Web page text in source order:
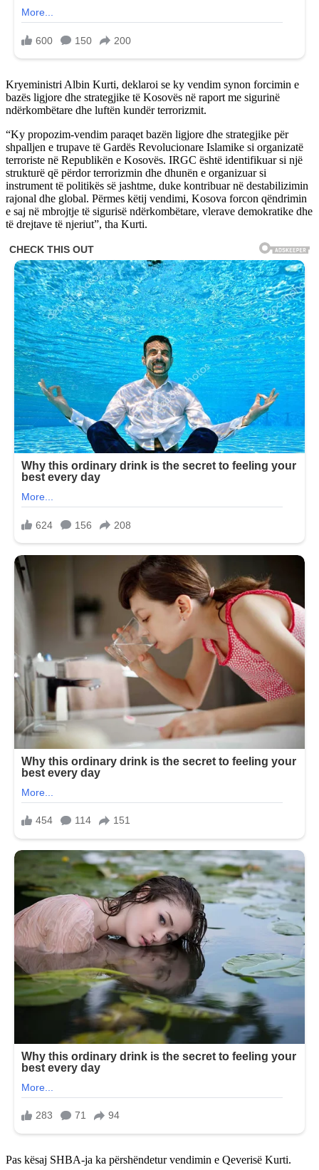
Kryeministri Albin Kurti, deklaroi se ky vendim synon forcimin e
bazës ligjore dhe strategjike të Kosovës në raport me sigurinë
ndërkombëtare dhe luftën kundër terrorizmit.
“Ky propozim-vendim paraqet bazën ligjore dhe strategjike për
shpalljen e trupave të Gardës Revolucionare Islamike si organizatë
terroriste në Republikën e Kosovës. IRGC është identifikuar si një
strukturë që përdor terrorizmin dhe dhunën e organizuar si
instrument të politikës së jashtme, duke kontribuar në destabilizimin
rajonal dhe global. Përmes këtij vendimi, Kosova forcon qëndrimin
e saj në mbrojtje të sigurisë ndërkombëtare, vlerave demokratike dhe
të drejtave të njeriut”, tha Kurti.
Pas kësaj SHBA-ja ka përshëndetur vendimin e Qeverisë Kurti.